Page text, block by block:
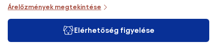
Árelőzmények megtekintése
Elérhetőség figyelése